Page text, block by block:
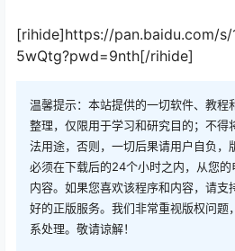
[rihide]https://pan.baidu.com/s/
5wQtg?pwd=9nth[/rihide]
温馨提示：本站提供的一切软件、教程
整理，仅限用于学习和研究目的；不得
法用途，否则，一切后果请用户自负，
必须在下载后的24个小时之内，从您
内容。如果您喜欢该程序和内容，请支
好的正版服务。我们非常重视版权问题
系处理。敬请谅解！